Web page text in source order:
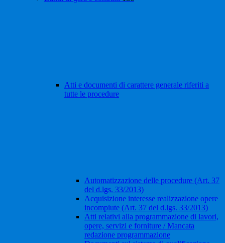
Atti e documenti di carattere generale riferiti a
tutte le procedure
Automatizzazione delle procedure (Art. 37
del d.lgs. 33/2013)
Acquisizione interesse realizzazione opere
incompiute (Art. 37 del d.lgs. 33/2013)
Atti relativi alla programmazione di lavori,
opere, servizi e forniture / Mancata
redazione programmazione